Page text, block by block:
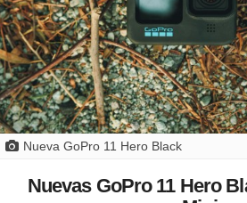
Nueva GoPro 11 Hero Black
Nuevas GoPro 11 Hero